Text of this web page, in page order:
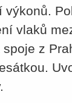
výkonů.
vlaků
spoje z